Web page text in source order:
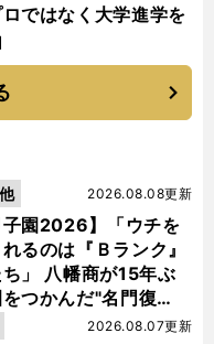
ではなく大学進学を
子園2026】「ウチを
るのは『Ｂランク』
」 八幡商が15年ぶ
つかんだ"名門復
2026.08.08更新
2026.08.07更新